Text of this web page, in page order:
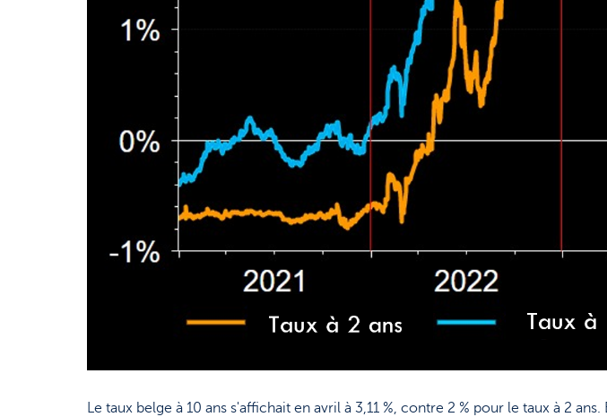
Le taux belge à 10 ans s'affichait en avril à 3,11 %, contre 2 % pour le taux à 2